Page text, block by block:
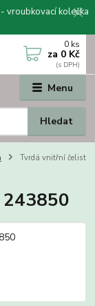
vroubkovací kolečka
Menu
Hledat
0 ks
za 0 Kč
Tvrdá vnitřní čelist